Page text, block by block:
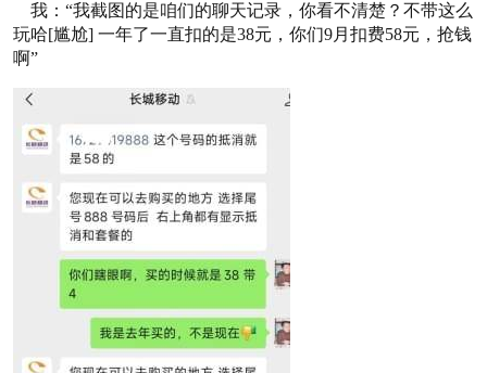
我：“我截图的是咱们的聊天记录，你看不清楚？不带这么
玩哈[尴尬] 一年了一直扣的是38元，你们9月扣费58元，抢钱
啊”